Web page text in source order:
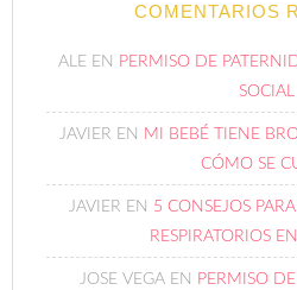
COMENTARIOS
ALE EN PERMISO DE
SOCIAL
JAVIER EN MI BEBÉ TIENE
CÓMO SE
JAVIER EN 5 CONSEJOS
RESPIRATORIOS
JOSE VEGAEN PERMISO